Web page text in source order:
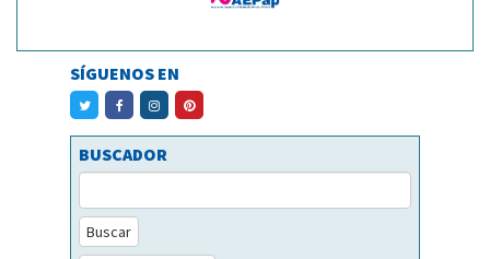
SÍGUENOS EN
BUSCADOR
Buscar